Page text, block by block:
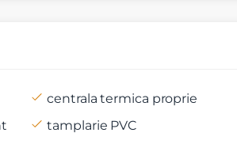
centrala termica proprie
tamplarie PVC